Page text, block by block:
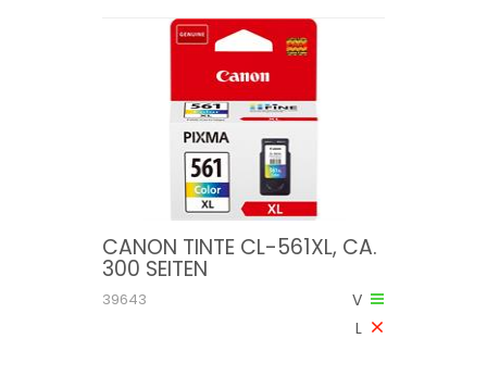
CANON TINTE CL-561XL, CA.
300 SEITEN
V
L
39643